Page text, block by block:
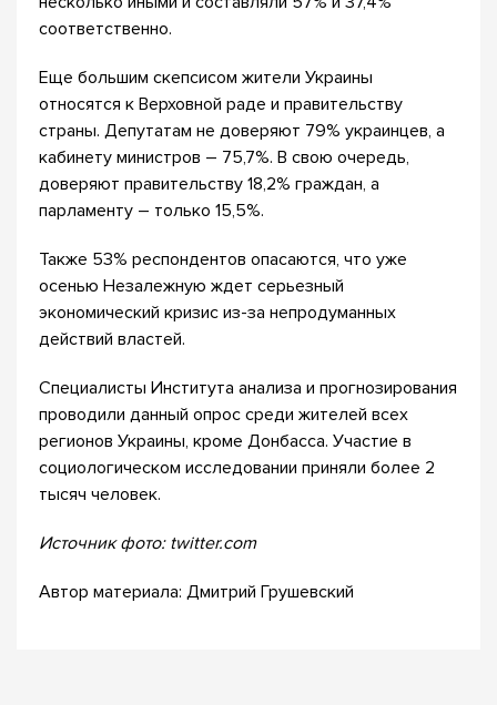
соответственно.
Еще большим скепсисом жители Украины
относятся к Верховной раде и правительству
страны. Депутатам не доверяют 79% украинцев, а
кабинету министров – 75,7%. В свою очередь,
доверяют правительству 18,2% граждан, а
парламенту – только 15,5%.
Также 53% респондентов опасаются, что уже
осенью Незалежную ждет серьезный
экономический кризис из-за непродуманных
действий властей.
Специалисты Института анализа и прогнозирования
проводили данный опрос среди жителей всех
регионов Украины, кроме Донбасса. Участие в
социологическом исследовании приняли более 2
тысяч человек.
Источник фото: twitter.com
Автор материала: Дмитрий Грушевский